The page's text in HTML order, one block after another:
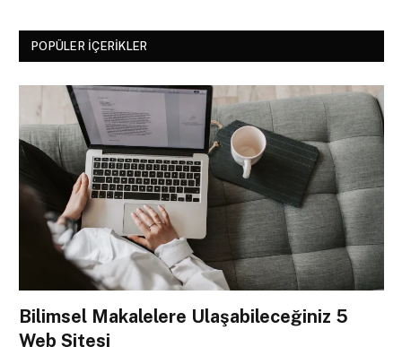
POPÜLER İÇERIKLER
Bilimsel Makalelere Ulaşabileceğiniz 5
Web Sitesi